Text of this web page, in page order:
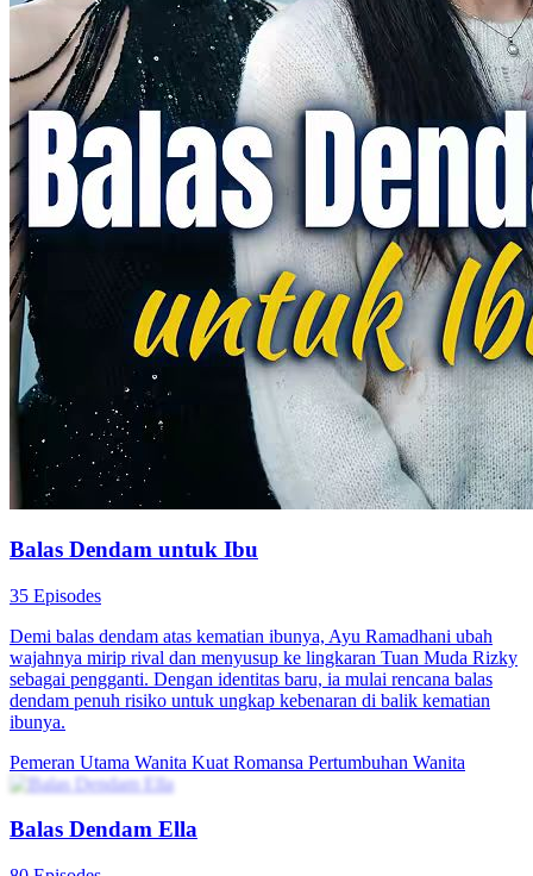
Balas Dendam untuk Ibu
35 Episodes
Demi balas dendam atas kematian ibunya, Ayu Ramadhani ubah
wajahnya mirip rival dan menyusup ke lingkaran Tuan Muda Rizky
sebagai pengganti. Dengan identitas baru, ia mulai rencana balas
dendam penuh risiko untuk ungkap kebenaran di balik kematian
ibunya.
Pemeran Utama Wanita Kuat Romansa Pertumbuhan Wanita